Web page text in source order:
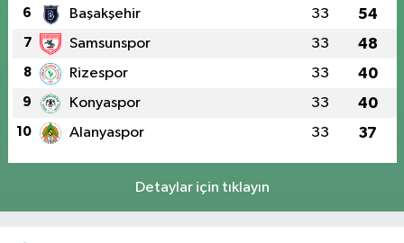
6 Başakşehir 33 54
7 Samsunspor 33 48
8 Rizespor 33 40
9 Konyaspor 33 40
10 Alanyaspor 33 37
Detaylar için tıklayın